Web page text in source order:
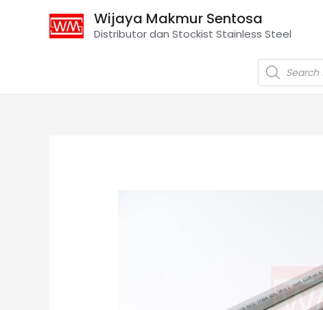
Wijaya Makmur Sentosa
Distributor dan Stockist Stainless Steel